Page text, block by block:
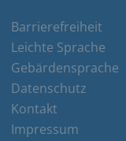
Barrierefreiheit
Leichte Sprache
Gebärdensprache
Datenschutz
Kontakt
Impressum